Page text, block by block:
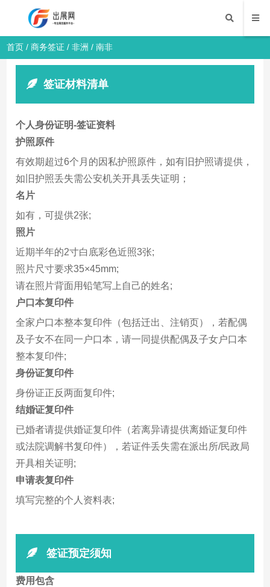
首页 /商务签证 /非洲 / 南非
签证材料清单
个人身份证明-签证资料
护照原件
有效期超过6个月的因私护照原件，如有旧护照请提供，
如旧护照丢失需公安机关开具丢失证明；
名片
如有，可提供2张;
照片
近期半年的2寸白底彩色近照3张;
照片尺寸要求35×45mm;
请在照片背面用铅笔写上自己的姓名;
户口本复印件
全家户口本整本复印件（包括迁出、注销页），若配偶
及子女不在同一户口本，请一同提供配偶及子女户口本
整本复印件;
身份证复印件
身份证正反两面复印件;
结婚证复印件
已婚者请提供婚证复印件（若离异请提供离婚证复印件
或法院调解书复印件），若证件丢失需在派出所/民政局
开具相关证明;
申请表复印件
填写完整的个人资料表;
签证预定须知
费用包含